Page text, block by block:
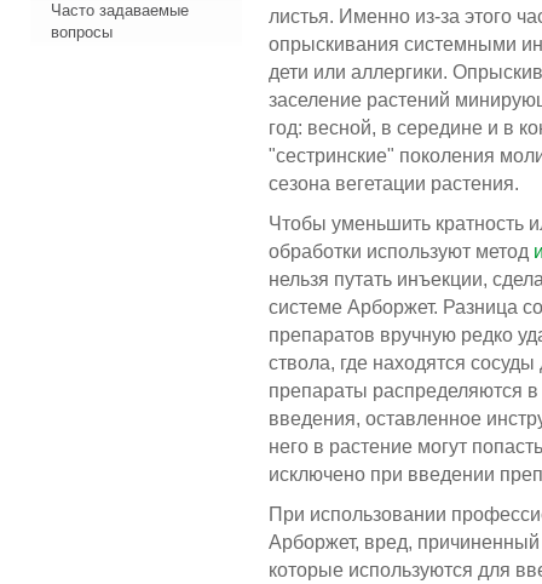
Часто задаваемые
вопросы
листья. Именно из-за этого
опрыскивания системными
дети или аллергики.
заселение растений
год: весной, в середине и в
"сестринские" поколения
сезона вегетации растения.
Чтобы уменьшить кратность
обработки используют метод
нельзя путать инъекции,
системе Арборжет. Разница
препаратов вручную редко
ствола, где находятся
препараты распределяются
введения, оставленное
него в растение могут
исключено при введении
При использовании
Арборжет, вред,
которые используются для